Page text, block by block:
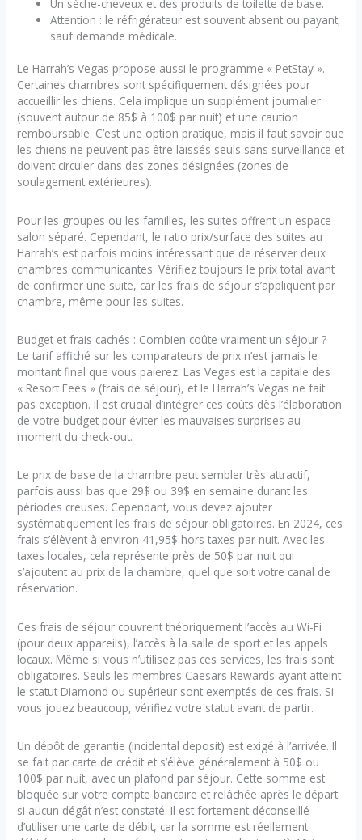
Un sèche-cheveux et des produits de toilette de base.
Attention : le réfrigérateur est souvent absent ou payant,
sauf demande médicale.
Le Harrah’s Vegas propose aussi le programme « PetStay ».
Certaines chambres sont spécifiquement désignées pour
accueillir les chiens. Cela implique un supplément journalier
(souvent autour de 85$ à 100$ par nuit) et une caution
remboursable. C’est une option pratique, mais il faut savoir que
les chiens ne peuvent pas être laissés seuls sans surveillance et
doivent circuler dans des zones désignées (zones de
soulagement extérieures).
Pour les groupes ou les familles, les suites offrent un espace
salon séparé. Cependant, le ratio prix/surface des suites au
Harrah’s est parfois moins intéressant que de réserver deux
chambres communicantes. Vérifiez toujours le prix total avant
de confirmer une suite, car les frais de séjour s’appliquent par
chambre, même pour les suites.
Budget et frais cachés : Combien coûte vraiment un séjour ?
Le tarif affiché sur les comparateurs de prix n’est jamais le
montant final que vous paierez. Las Vegas est la capitale des
« Resort Fees » (frais de séjour), et le Harrah’s Vegas ne fait
pas exception. Il est crucial d’intégrer ces coûts dès l’élaboration
de votre budget pour éviter les mauvaises surprises au
moment du check-out.
Le prix de base de la chambre peut sembler très attractif,
parfois aussi bas que 29$ ou 39$ en semaine durant les
périodes creuses. Cependant, vous devez ajouter
systématiquement les frais de séjour obligatoires. En 2024, ces
frais s’élèvent à environ 41,95$ hors taxes par nuit. Avec les
taxes locales, cela représente près de 50$ par nuit qui
s’ajoutent au prix de la chambre, quel que soit votre canal de
réservation.
Ces frais de séjour couvrent théoriquement l’accès au Wi-Fi
(pour deux appareils), l’accès à la salle de sport et les appels
locaux. Même si vous n’utilisez pas ces services, les frais sont
obligatoires. Seuls les membres Caesars Rewards ayant atteint
le statut Diamond ou supérieur sont exemptés de ces frais. Si
vous jouez beaucoup, vérifiez votre statut avant de partir.
Un dépôt de garantie (incidental deposit) est exigé à l’arrivée. Il
se fait par carte de crédit et s’élève généralement à 50$ ou
100$ par nuit, avec un plafond par séjour. Cette somme est
bloquée sur votre compte bancaire et relâchée après le départ
si aucun dégât n’est constaté. Il est fortement déconseillé
d’utiliser une carte de débit, car la somme est réellement